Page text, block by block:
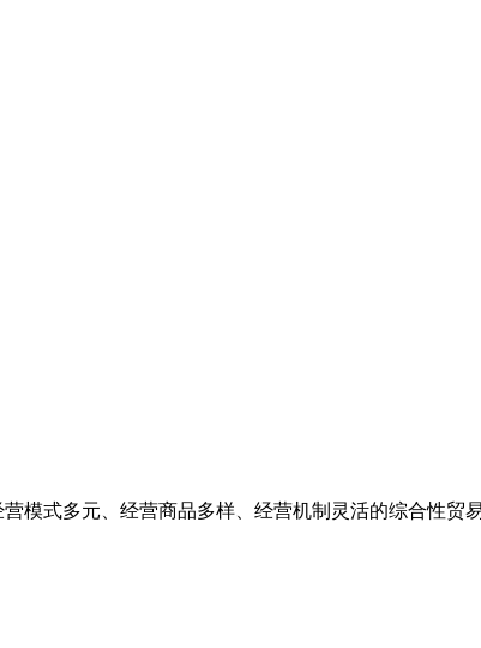
模式多元、经营商品多样、经营机制灵活的综合性贸